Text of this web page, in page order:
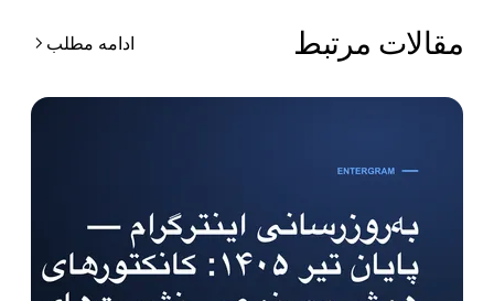
مرتبط ادامه مطلب